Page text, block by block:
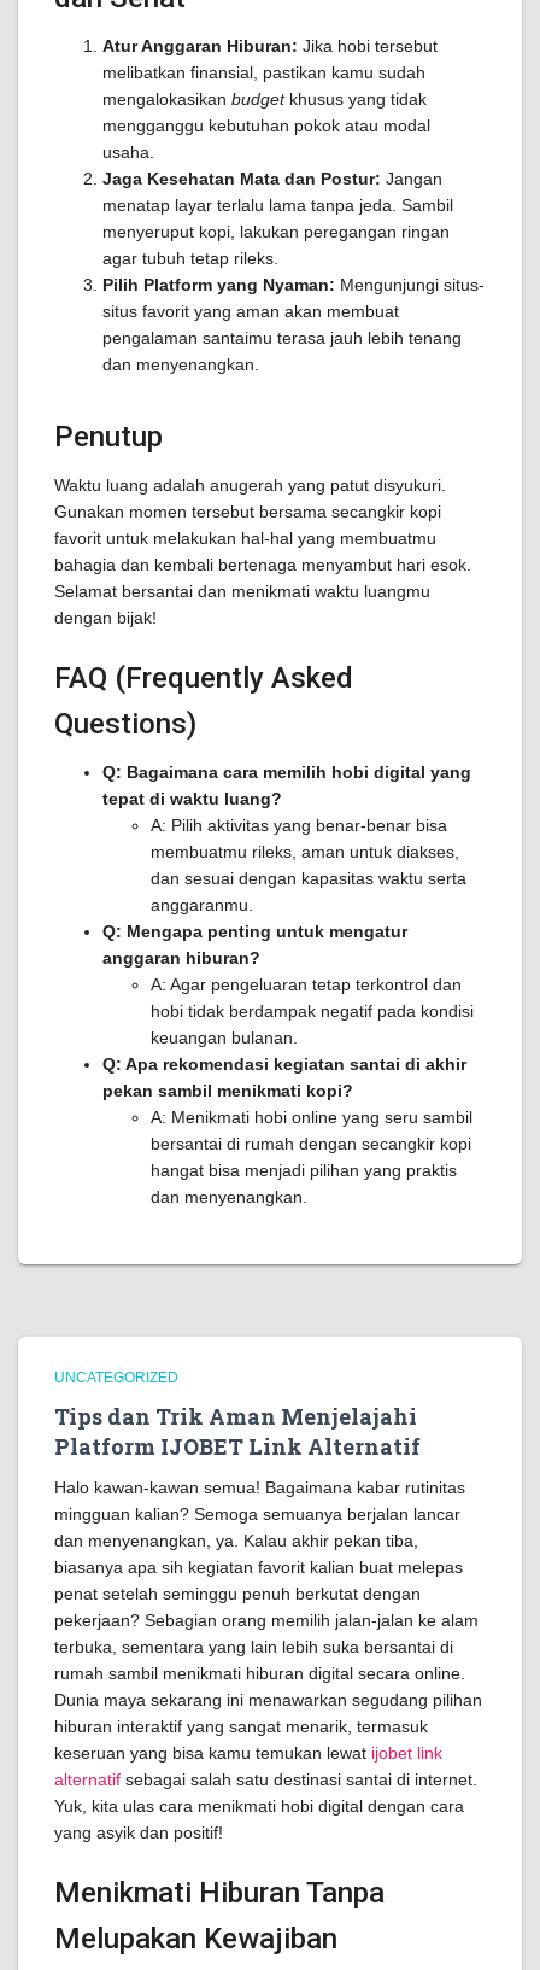
Atur Anggaran Hiburan: Jika hobi tersebut
melibatkan finansial, pastikan kamu sudah
mengalokasikan budgetkhusus yang tidak
mengganggu kebutuhan pokok atau modal
usaha.
Jaga Kesehatan Mata dan Postur: Jangan
menatap layar terlalu lama tanpa jeda. Sambil
menyeruput kopi, lakukan peregangan ringan
agar tubuh tetap rileks.
Pilih Platform yang Nyaman: Mengunjungi situs-
situs favorit yang aman akan membuat
pengalaman santaimu terasa jauh lebih tenang
dan menyenangkan.
Penutup
Waktu luang adalah anugerah yang patut disyukuri.
Gunakan momen tersebut bersama secangkir kopi
favorit untuk melakukan hal-hal yang membuatmu
bahagia dan kembali bertenaga menyambut hari esok.
Selamat bersantai dan menikmati waktu luangmu
dengan bijak!
FAQ (Frequently Asked
Questions)
Q: Bagaimana cara memilih hobi digital yang
tepat di waktu luang?
A: Pilih aktivitas yang benar-benar bisa
membuatmu rileks, aman untuk diakses,
dan sesuai dengan kapasitas waktu serta
anggaranmu.
Q: Mengapa penting untuk mengatur
anggaran hiburan?
A: Agar pengeluaran tetap terkontrol dan
hobi tidak berdampak negatif pada kondisi
keuangan bulanan.
Q: Apa rekomendasi kegiatan santai di akhir
pekan sambil menikmati kopi?
A: Menikmati hobi online yang seru sambil
bersantai di rumah dengan secangkir kopi
hangat bisa menjadi pilihan yang praktis
dan menyenangkan.
UNCATEGORIZED
Tips dan Trik Aman Menjelajahi
Platform IJOBET Link Alternatif
Halo kawan-kawan semua! Bagaimana kabar rutinitas
mingguan kalian? Semoga semuanya berjalan lancar
dan menyenangkan, ya. Kalau akhir pekan tiba,
biasanya apa sih kegiatan favorit kalian buat melepas
penat setelah seminggu penuh berkutat dengan
pekerjaan? Sebagian orang memilih jalan-jalan ke alam
terbuka, sementara yang lain lebih suka bersantai di
rumah sambil menikmati hiburan digital secara online.
Dunia maya sekarang ini menawarkan segudang pilihan
hiburan interaktif yang sangat menarik, termasuk
keseruan yang bisa kamu temukan lewat ijobet link
alternatif sebagai salah satu destinasi santai di internet.
Yuk, kita ulas cara menikmati hobi digital dengan cara
yang asyik dan positif!
Menikmati Hiburan Tanpa
Melupakan Kewajiban